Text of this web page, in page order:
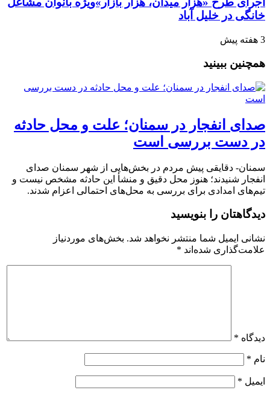
خانگی در خلیل آباد
3 هفته پیش
همچنین ببینید
صدای انفجار در سمنان؛ علت و محل حادثه
در دست بررسی است
سمنان- دقایقی پیش مردم در بخش‌هایی از شهر سمنان صدای
انفجار شنیدند؛ هنوز محل دقیق و منشأ این حادثه مشخص نیست و
تیم‌های امدادی برای بررسی به محل‌های احتمالی اعزام شدند.
دیدگاهتان را بنویسید
نشانی ایمیل شما منتشر نخواهد شد. بخش‌های موردنیاز
علامت‌گذاری شده‌اند *
دیدگاه *
نام *
ایمیل *